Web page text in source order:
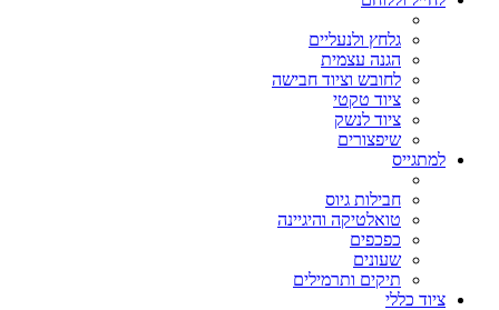
גלחץ ולנעליים
הגנה עצמית
לחובש וציוד חבישה
ציוד טקטי
ציוד לנשק
שיפצורים
למתגייס
חבילות גיוס
טואלטיקה והיגיינה
כפכפים
שעונים
תיקים ותרמילים
ציוד כללי